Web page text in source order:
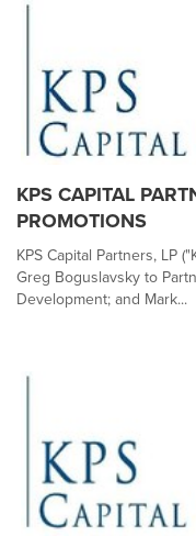
KPS CAPITAL
PROMOTIONS
KPS Capital Partners, LP
Greg Boguslavsky to
Development; and Mark...